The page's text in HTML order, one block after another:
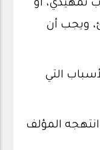
أو
ويجب أن
التي
المؤلف